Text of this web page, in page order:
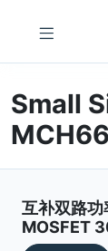
Small
互补双路功
MOSFET